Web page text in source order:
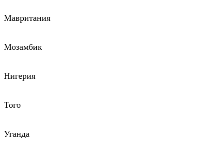
Мавритания
Мозамбик
Нигерия
Того
Уганда